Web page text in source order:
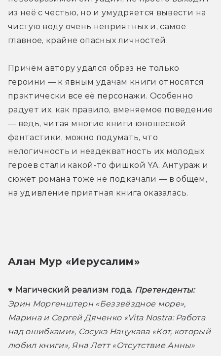
из неё с честью, но и умудряется вывести на
чистую воду очень неприятных и, самое
главное, крайне опасных личностей.
Причём автору удался образ не только
героини — к явным удачам книги относятся
практически все её персонажи. Особенно
радует их, как правило, вменяемое поведение
— ведь, читая многие книги юношеской
фантастики, можно подумать, что
нелогичность и неадекватность их молодых
героев стали какой-то фишкой YA. Антураж и
сюжет романа тоже не подкачали — в общем,
на удивление приятная книга оказалась.
Алан Мур «Иерусалим»
♥ Магический реализм года. Претенденты:
Эрин Моргенштерн «Беззвёздное море»,
Марина и Сергей Дяченко «Vita Nostra: Работа
над ошибками», Сосукэ Нацукава «Кот, который
любил книги», Яна Летт «Отсутствие Анны»